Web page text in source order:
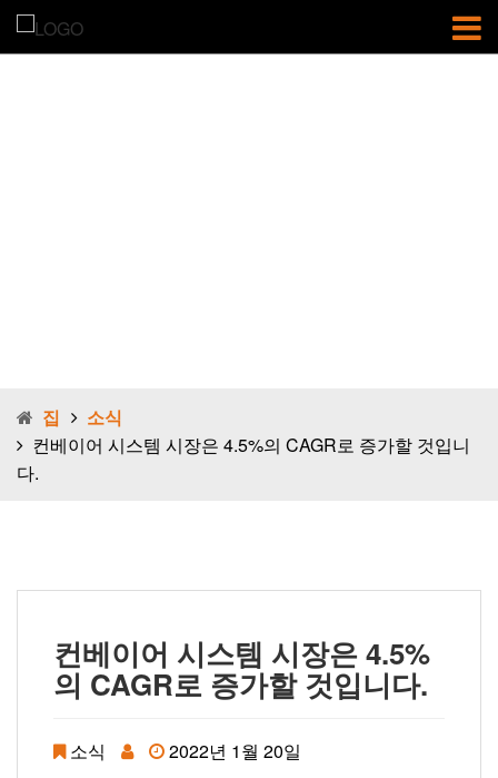
집
소식
컨베이어 시스템 시장은 4.5%의 CAGR로 증가할 것입니
다.
컨베이어 시스템 시장은 4.5%
의 CAGR로 증가할 것입니다.
소식 2022년 1월 20일